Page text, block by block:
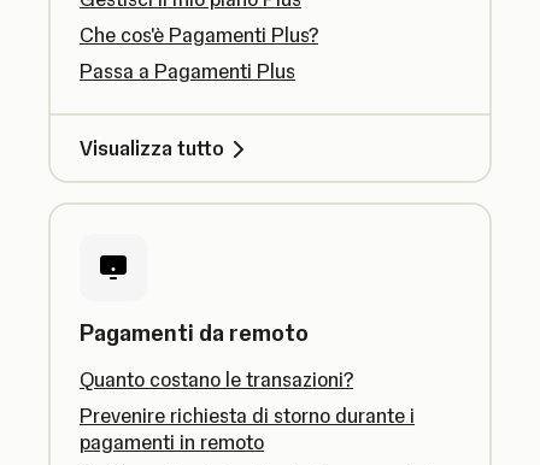
Che cos'è Pagamenti Plus?
Passa a Pagamenti Plus
Visualizza tutto
Pagamenti da remoto
Quanto costano le transazioni?
Prevenire richiesta di storno durante i
pagamenti in remoto